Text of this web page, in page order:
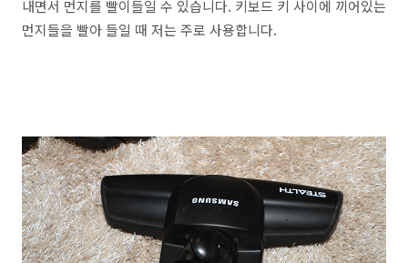
내면서 먼지를 빨이들일 수 있습니다. 키보드 키 사이에 끼어있는
먼지들을 빨아 들일 때 저는 주로 사용합니다.